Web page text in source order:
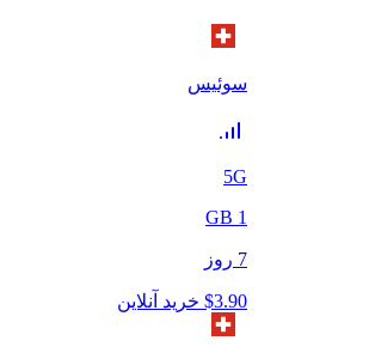
سوئیس
5G
1
7 روز
$3.90 خرید آنلاین